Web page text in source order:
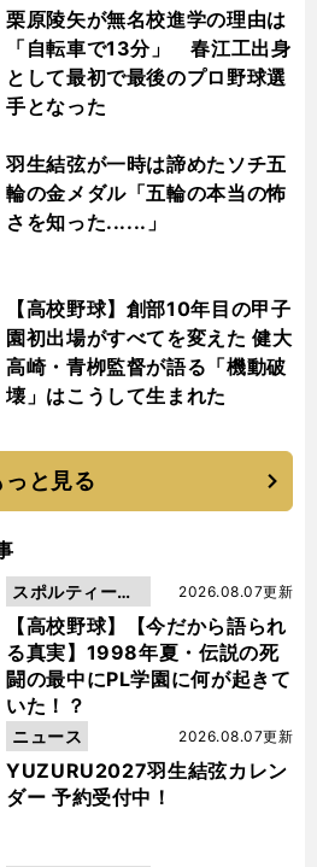
栗原陵矢が無名校進学の理由は
「自転車で13分」 春江工出身
として最初で最後のプロ野球選
手となった
羽生結弦が一時は諦めたソチ五
輪の金メダル「五輪の本当の怖
さを知った......」
【高校野球】創部10年目の甲子
園初出場がすべてを変えた 健大
高崎・青栁監督が語る「機動破
壊」はこうして生まれた
っと見る
【高校野球】【今だから語られ
る真実】1998年夏・伝説の死
闘の最中にPL学園に何が起きて
いた！？
2026.08.07更新
スポルティーバ
動画
YUZURU2027羽生結弦カレン
ダー 予約受付中！
2026.08.07更新
ニュース